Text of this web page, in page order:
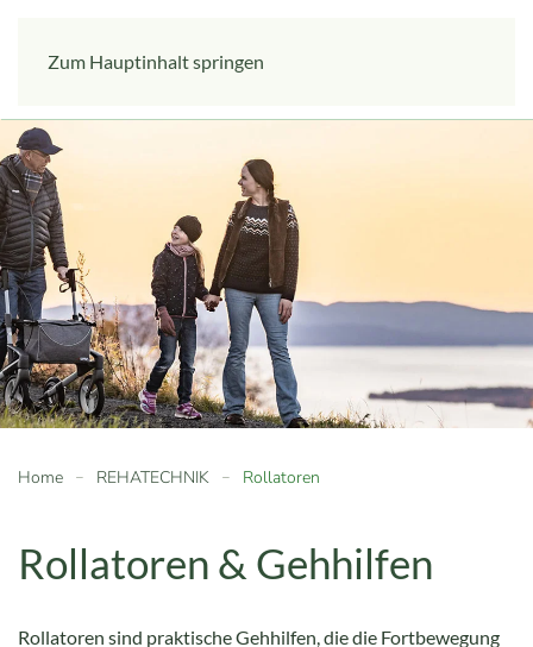
Zum Hauptinhalt springen
Home REHATECHNIK Rollatoren
Rollatoren & Gehhilfen
Rollatoren sind praktische Gehhilfen, die die Fortbewegung